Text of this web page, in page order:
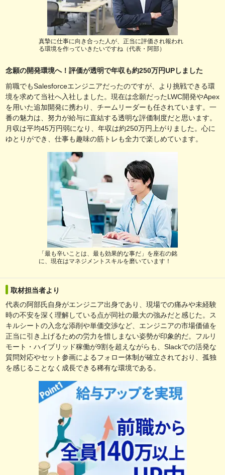
真摯に仕事に向き合った人が、正当に評価され報われ
る環境を作っていきたいですね（代表・阿部）
念願の開発環境へ！評価が透明で年収も約250万円UPしました
前職でもSalesforceエンジニアだったのですが、より挑戦できる環
境を求めて当社へ入社しました。現在は念願だったLWC開発やApex
を用いた追加開発に携わり、チームリーダーも任されています。一
番の魅力は、努力が給与に直結する透明な評価制度だと思います。
月収は平均45万円弱になり、年収は約250万円上がりました。心に
ゆとりができ、仕事も趣味の筋トレも全力で楽しめています。
「最も辛いことは、最も効果的な事だ」を座右の銘
に、現在はマネジメントスキルを磨いています！
取材担当者より
代表の阿部氏自身がエンジニア出身であり、現場での痛みや未経験
時の不安を深く理解している点が同社の最大の強みだと感じた。ス
キルシートの入念な添削や単価交渉など、エンジニアの市場価値を
正当に引き上げるための労力を惜しまない姿勢が印象的だ。フルリ
モート・ハイブリッド稼働が9割を超えながらも、Slackでの活発な
質問対応やセット参画によるフォロー体制が確立されており、孤独
を感じることなく成長できる稀有な環境である。